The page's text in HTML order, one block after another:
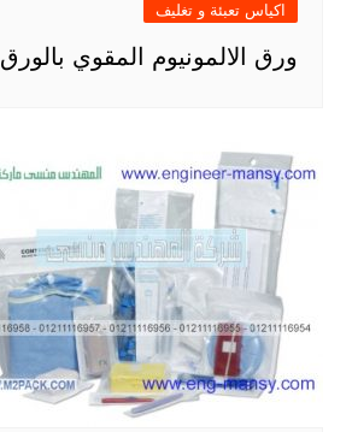
اكياس تعبئة و تغليف
ورق الالمونيوم المقوي بالورق